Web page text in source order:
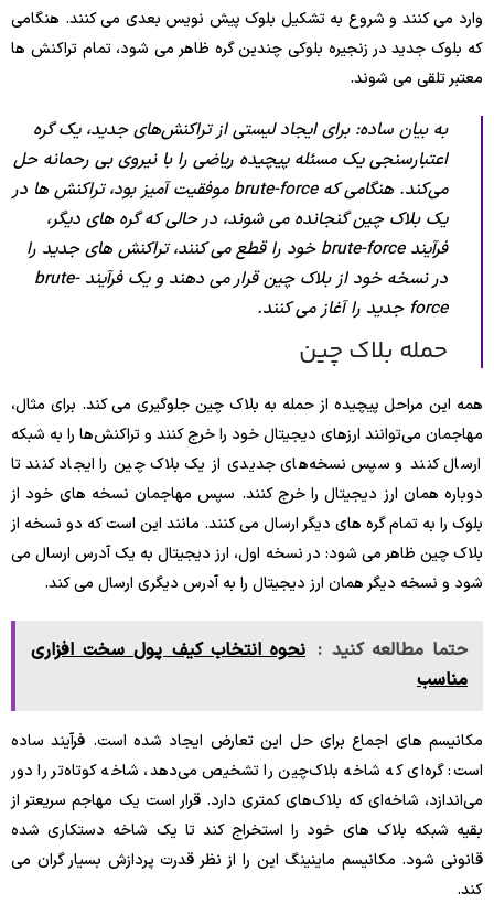
وارد می کنند و شروع به تشکیل بلوک پیش نویس بعدی می کنند. هنگامی
که بلوک جدید در زنجیره بلوکی چندین گره ظاهر می شود، تمام تراکنش ها
معتبر تلقی می شوند.
به بیان ساده: برای ایجاد لیستی از تراکنش‌های جدید، یک گره
اعتبارسنجی یک مسئله پیچیده ریاضی را با نیروی بی رحمانه حل
می‌کند. هنگامی که brute-force موفقیت آمیز بود، تراکنش ها در
یک بلاک چین گنجانده می شوند، در حالی که گره های دیگر،
فرآیند brute-force خود را قطع می کنند، تراکنش های جدید را
در نسخه خود از بلاک چین قرار می دهند و یک فرآیند brute-
force جدید را آغاز می کنند.
حمله بلاک چین
همه این مراحل پیچیده از حمله به بلاک چین جلوگیری می کند. برای مثال،
مهاجمان می‌توانند ارزهای دیجیتال خود را خرج کنند و تراکنش‌ها را به شبکه
ارسال کنند و سپس نسخه‌های جدیدی از یک بلاک چین را ایجاد کنند تا
دوباره همان ارز دیجیتال را خرج کنند. سپس مهاجمان نسخه های خود از
بلوک را به تمام گره های دیگر ارسال می کنند. مانند این است که دو نسخه از
بلاک چین ظاهر می شود: در نسخه اول، ارز دیجیتال به یک آدرس ارسال می
شود و نسخه دیگر همان ارز دیجیتال را به آدرس دیگری ارسال می کند.
حتما مطالعه کنید : نحوه انتخاب کیف پول سخت افزاری
مناسب
مکانیسم های اجماع برای حل این تعارض ایجاد شده است. فرآیند ساده
است: گره‌ای که شاخه بلاک‌چین را تشخیص می‌دهد، شاخه کوتاه‌تر را دور
می‌اندازد، شاخه‌ای که بلاک‌های کمتری دارد. قرار است یک مهاجم سریعتر از
بقیه شبکه بلاک های خود را استخراج کند تا یک شاخه دستکاری شده
قانونی شود. مکانیسم ماینینگ این را از نظر قدرت پردازش بسیار گران می
کند.